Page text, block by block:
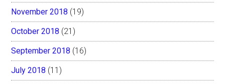
November 2018 (19)
October 2018 (21)
September 2018 (16)
July 2018 (11)